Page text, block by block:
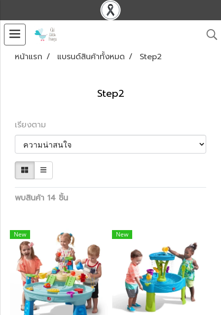
หน้าแรก แบรนด์สินค้าทั้งหมด Step2
Step2
เรียงตาม
พบสินค้า 14 ชิ้น
New New